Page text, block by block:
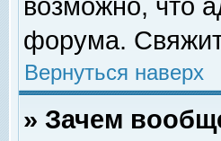
возможно, что
форума.
Вернуться наверх
» Зачем